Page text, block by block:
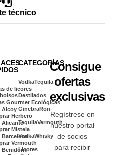
técnico
Alcoy
Alicante
Barcelona
Benidorm
de licores
Gourmet Ecológicas
Herbero
Mistela
Vermouth
CATEGORÍAS
VodkaTequila
Destilados
GinebraRon
TequilaVermouth
VodkaWhisky
Licores
Consigue
ofertas
exclusivas
Regístrese en
nuestro portal
de socios
para recibir